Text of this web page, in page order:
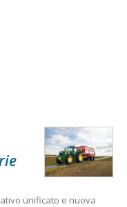
unificato e nuova